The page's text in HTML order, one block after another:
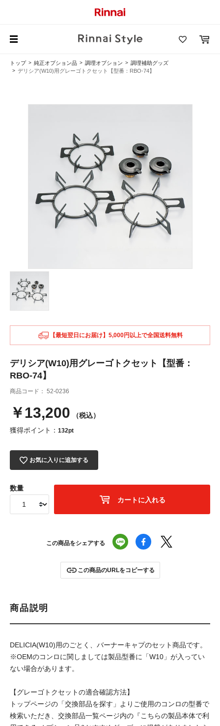
トップ 純正オプション品 調理オプション
調理補助グッズ
デリシア(W10)用グレーゴトクセット【型番：RBO-74】
【最短翌日にお届け】5,000円以上で全国送料無料
デリシア(W10)用グレーゴトクセット【型番：
RBO-74】
商品コード： 52-0236
￥13,200 （税込）
獲得ポイント： 132pt
お気に入りに追加する
数量
カートに入れる
この商品をシェアする
この商品のURLをコピーする
商品説明
DELICIA(W10)用のごとく、バーナーキャプのセット商品です。
※OEMのコンロに関しましては製品型番に「W10」が入ってい
ない場合があります。
【グレーゴトクセットの適合確認方法】
トップページの「交換部品を探す」よりご使用のコンロの型番で
検索いただき、交換部品一覧ページ内の『こちらの製品本体で利